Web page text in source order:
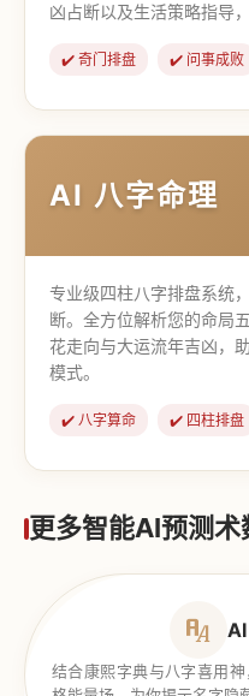
凶占断以及生活策略指导
✔️ 奇门排盘 ✔️ 问事成败
【道家奇门】
AI 八字命理
专业级四柱八字排盘系统
断。全方位解析您的命局
花走向与大运流年吉凶，
模式。
✔️ 八字算命 ✔️ 四柱排盘
更多智能AI预测术
结合康熙字典与八字喜用